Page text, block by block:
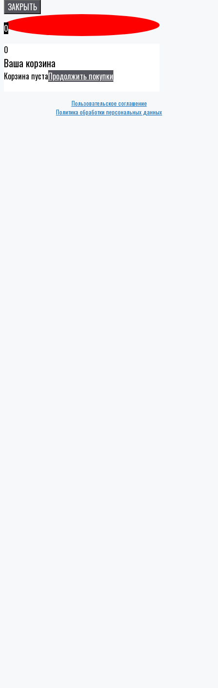
ЗАКРЫТЬ
0
0
Ваша корзина
Корзина пустаПродолжить покупки
Пользовательское соглашение
Политика обработки персональных данных